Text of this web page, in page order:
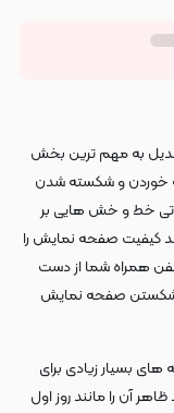
به مهم ترین بخش
خوردن و شکسته شدن
خط و خش هایی بر
کیفیت صفحه نمایش را
همراه شما از دست
شکستن صفحه نمایش
بسیار زیادی برای
آن را مانند روز اول